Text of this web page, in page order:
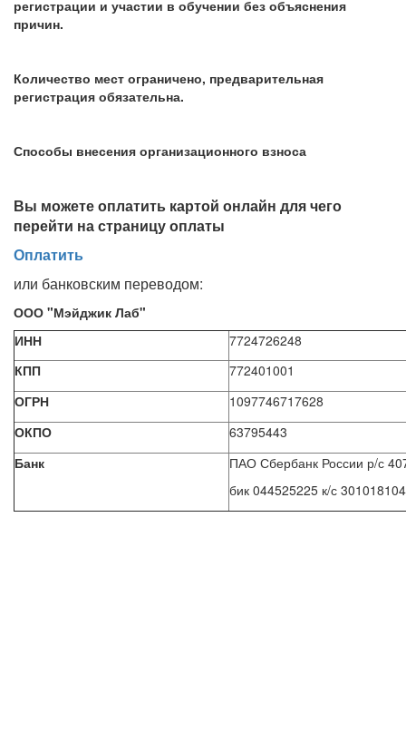
регистрации и участии в обучении без объяснения
причин.
Количество мест ограничено, предварительная
регистрация обязательна.
Способы внесения организационного взноса
Вы можете оплатить картой онлайн для чего
перейти на страницу оплаты
Оплатить
или банковским переводом:
ООО "Мэйджик Лаб"
ИНН
7724726248
КПП
772401001
ОГРН
1097746717628
ОКПО
63795443
Банк
ПАО Сбербанк России р/с
бик 044525225 к/с